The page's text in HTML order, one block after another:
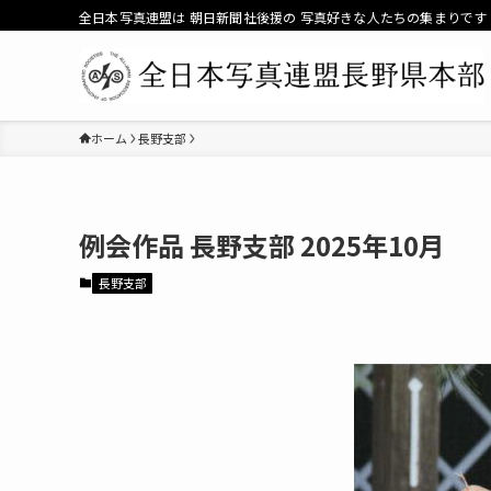
全日本写真連盟は 朝日新聞社後援の 写真好きな人たちの集まりです
ホーム 長野支部
2025年10月
長野支部